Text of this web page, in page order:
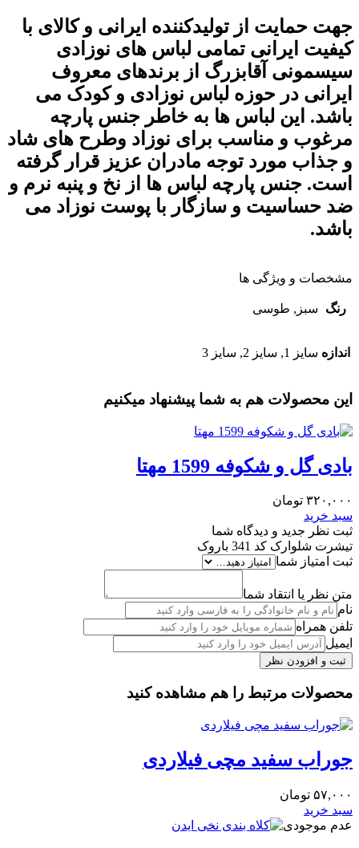
جهت حمایت از تولیدکننده ایرانی و کالای با
کیفیت ایرانی تمامی لباس های نوزادی
سیسمونی آقابزرگ از برندهای معروف
ایرانی در حوزه لباس نوزادی و کودک می
باشد. این لباس ها به خاطر جنس پارچه
مرغوب و مناسب برای نوزاد وطرح های شاد
و جذاب مورد توجه مادران عزیز قرار گرفته
است. جنس پارچه لباس ها از نخ و پنبه نرم و
ضد حساسیت و سازگار با پوست نوزاد می
باشد.
مشخصات و ویژگی ها
رنگ سبز, طوسی
اندازه سایز 1, سایز 2, سایز 3
این محصولات هم به شما پیشنهاد میکنیم
بادی گل و شکوفه 1599 مهتا
۳۲۰,۰۰۰ تومان
سبد خرید
ثبت نظر جدید و دیدگاه شما
تیشرت شلوارک کد 341 باروک
ثبت امتیاز شما
متن نظر یا انتقاد شما
نام
تلفن همراه
ایمیل
محصولات مرتبط را هم مشاهده کنید
جوراب سفید مچی فیلاردی
۵۷,۰۰۰ تومان
سبد خرید
عدم موجودی